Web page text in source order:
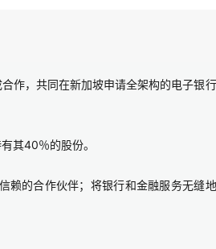
作，共同在新加坡申请全架构的电子银行
其40％的股份。
赖的合作伙伴；将银行和金融服务无缝地